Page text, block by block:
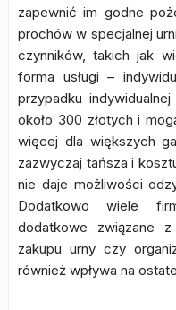
zapewnić im godne
prochów w specjalnej
czynników, takich jak
forma usługi –
przypadku
około 300 złotych i
więcej dla większych
zazwyczaj tańsza i
nie daje możliwości
Dodatkowo wiele
dodatkowe związane
zakupu urny czy
również wpływa na